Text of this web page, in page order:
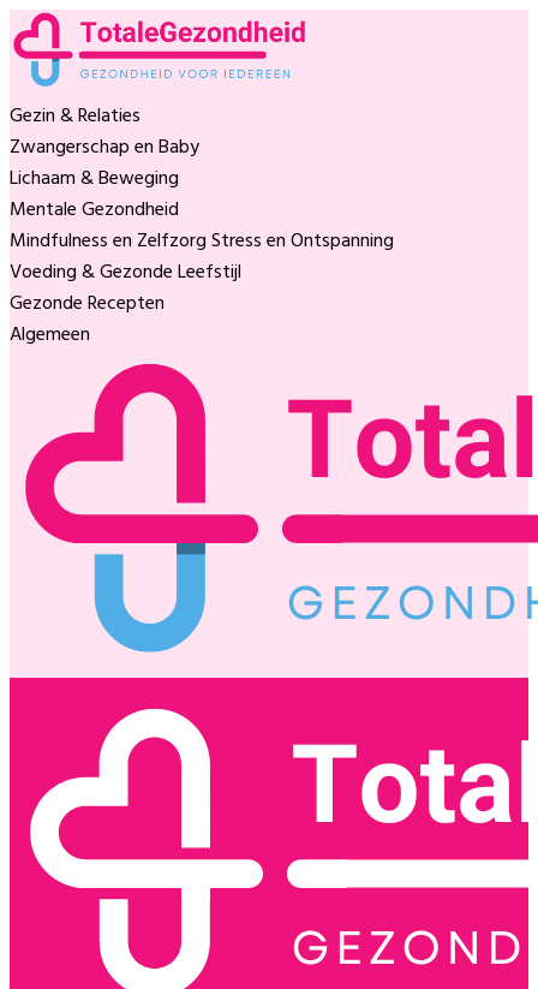
Gezin & Relaties
Zwangerschap en Baby
Lichaam & Beweging
Mentale Gezondheid
Mindfulness en ZelfzorgStress en Ontspanning
Voeding & Gezonde Leefstijl
Gezonde Recepten
Algemeen